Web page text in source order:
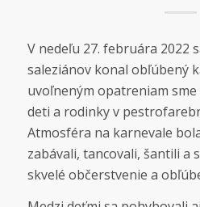
V nedeľu 27. februára 2022
saleziánov konal obľúbený
uvoľneným opatreniam
deti a rodinky v
Atmosféra na karnevale
zabávali, tancovali, šantili a
skvelé občerstvenie a